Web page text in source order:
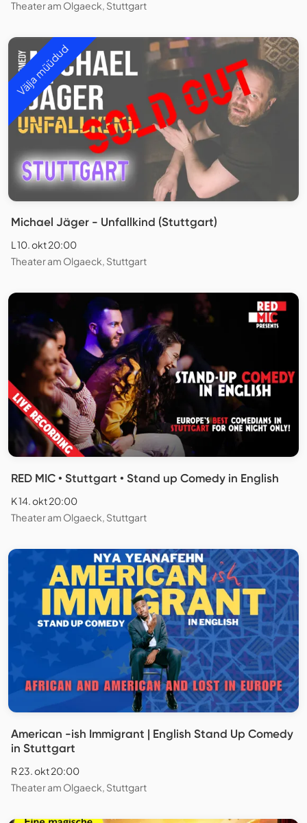
Theater am Olgaeck, Stuttgart
Välja müüdud
Michael Jäger - Unfallkind (Stuttgart)
L 10. okt 20:00
Theater am Olgaeck, Stuttgart
RED MIC • Stuttgart • Stand up Comedy in English
K 14. okt 20:00
Theater am Olgaeck, Stuttgart
American -ish Immigrant | English Stand Up Comedy
in Stuttgart
R 23. okt 20:00
Theater am Olgaeck, Stuttgart